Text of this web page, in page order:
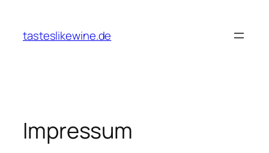
springen
tasteslikewine.de
Impressum